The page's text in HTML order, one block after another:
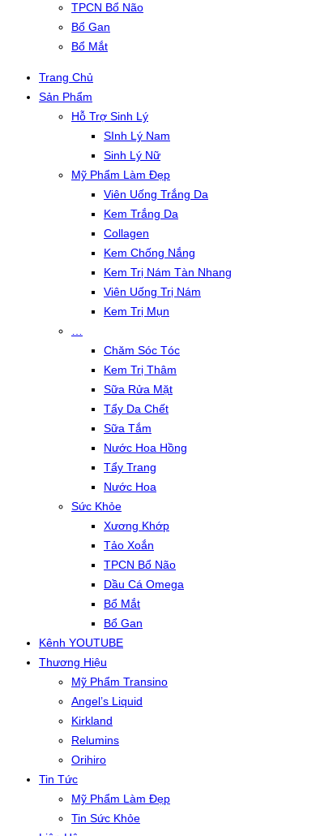
TPCN Bổ Não
Bổ Gan
Bổ Mắt
Trang Chủ
Sản Phẩm
Hỗ Trợ Sinh Lý
SInh Lý Nam
Sinh Lý Nữ
Mỹ Phẩm Làm Đẹp
Viên Uống Trắng Da
Kem Trắng Da
Collagen
Kem Chống Nắng
Kem Trị Nám Tàn Nhang
Viên Uống Trị Nám
Kem Trị Mụn
Chăm Sóc Tóc
Kem Trị Thâm
Sữa Rửa Mặt
Tẩy Da Chết
Sữa Tắm
Nước Hoa Hồng
Tẩy Trang
Nước Hoa
Sức Khỏe
Xương Khớp
Tảo Xoắn
TPCN Bổ Não
Dầu Cá Omega
Bổ Mắt
Bổ Gan
Kênh YOUTUBE
Thương Hiệu
Mỹ Phẩm Transino
Angel’s Liquid
Kirkland
Relumins
Orihiro
Tin Tức
Mỹ Phẩm Làm Đẹp
Tin Sức Khỏe